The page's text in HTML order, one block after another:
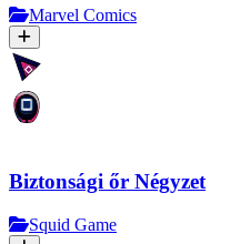
Marvel Comics
Biztonsági őr Négyzet
Squid Game